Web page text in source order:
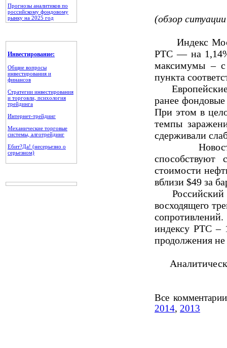
Прогнозы аналитиков по
российскому фондовому
рынку на 2025 год
Инвестирование:
Общие вопросы
инвестирования и
финансов
Стратегии инвестирования
и торговли, психология
трейдинга
Интернет-трейдинг
Механические торговые
системы, алготрейдинг
Ебит?Да! (несерьезно о
серьезном)
(обзор
Индекс
РТС — на
максимумы – с
пункта
Европейские
ранее
При этом в
темпы
сдерживали
Новости о
стоимости
вблизи $49 за
Российский
восходящего
индексу РТС –
продолжения не
Все
2014, 2013